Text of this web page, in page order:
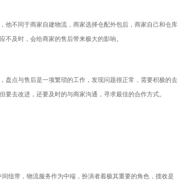
不同于商家自建物流，商家选择仓配外包后，商家自己和仓库
及时，会给商家的售后带来极大的影响。
点与售后是一项繁琐的工作，发现问题很正常，需要积极的去
去改进，还要及时的与商家沟通，寻求最佳的合作方式。
带，物流服务作为中端，扮演者着极其重要的角色，揽收是